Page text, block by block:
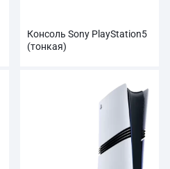
Консоль Sony PlayStation5
(тонкая)